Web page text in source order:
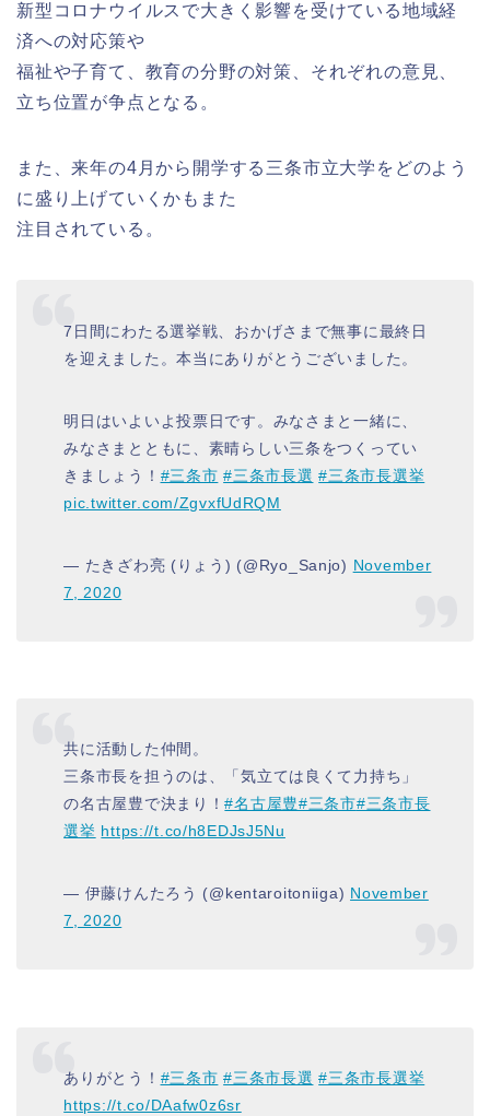
新型コロナウイルスで大きく影響を受けている地域経
済への対応策や
福祉や子育て、教育の分野の対策、それぞれの意見、
立ち位置が争点となる。
また、来年の4月から開学する三条市立大学をどのよう
に盛り上げていくかもまた
注目されている。
7日間にわたる選挙戦、おかげさまで無事に最終日
を迎えました。本当にありがとうございました。
明日はいよいよ投票日です。みなさまと一緒に、
みなさまとともに、素晴らしい三条をつくってい
きましょう！ #三条市 #三条市長選 #三条市長選挙
pic.twitter.com/ZgvxfUdRQM
— たきざわ亮 (りょう) (@Ryo_Sanjo) November
7, 2020
共に活動した仲間。
三条市長を担うのは、「気立ては良くて力持ち」
の名古屋豊で決まり！#名古屋豊#三条市#三条市長
選挙 https://t.co/h8EDJsJ5Nu
— 伊藤けんたろう (@kentaroitoniiga) November
7, 2020
ありがとう！ #三条市 #三条市長選 #三条市長選挙
https://t.co/DAafw0z6sr